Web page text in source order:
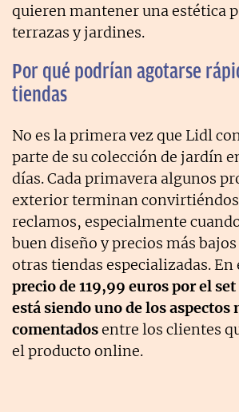
quieren mantener una estética
terrazas y jardines.
Por qué podrían agotarse
tiendas
No es la primera vez que Lidl
parte de su colección de jardín
días. Cada primavera algunos
exterior terminan
reclamos, especialmente
buen diseño y precios más bajos
otras tiendas especializadas. En
precio de 119,99 euros por el
está siendo uno de los aspectos
comentadosentre los clientes
el producto online.